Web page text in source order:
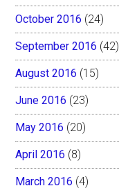
October 2016 (24)
September 2016 (42)
August 2016 (15)
June 2016 (23)
May 2016 (20)
April 2016 (8)
March 2016 (4)